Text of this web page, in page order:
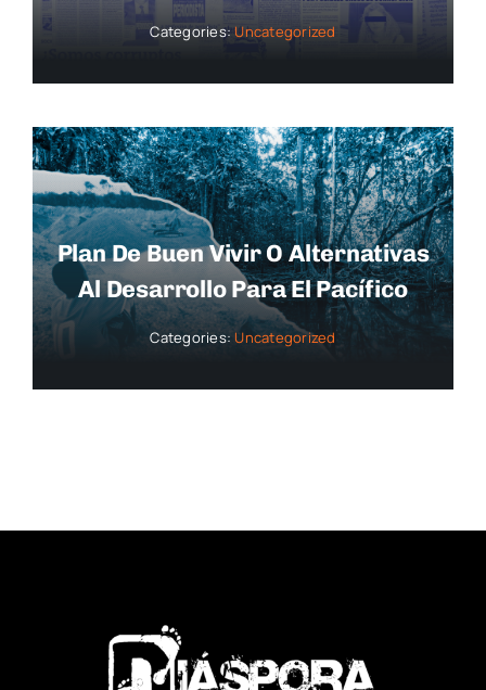
Categories:Uncategorized
Plan De Buen Vivir O Alternativas
Al Desarrollo Para El Pacífico
Categories:Uncategorized